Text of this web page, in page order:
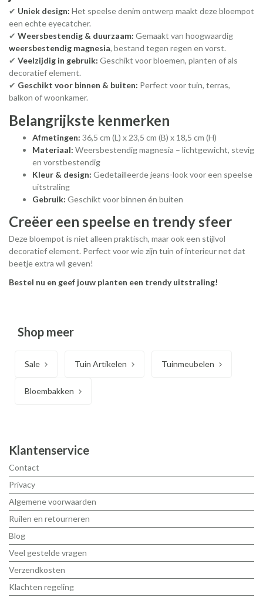
✔ Uniek design: Het speelse denim ontwerp maakt deze bloempot
een echte eyecatcher.
✔ Weersbestendig & duurzaam: Gemaakt van hoogwaardig
weersbestendig magnesia, bestand tegen regen en vorst.
✔ Veelzijdig in gebruik: Geschikt voor bloemen, planten of als
decoratief element.
✔ Geschikt voor binnen & buiten: Perfect voor tuin, terras,
balkon of woonkamer.
Belangrijkste kenmerken
Afmetingen: 36,5 cm (L) x 23,5 cm (B) x 18,5 cm (H)
Materiaal: Weersbestendig magnesia – lichtgewicht, stevig
en vorstbestendig
Kleur & design: Gedetailleerde jeans-look voor een speelse
uitstraling
Gebruik: Geschikt voor binnen én buiten
Creëer een speelse en trendy sfeer
Deze bloempot is niet alleen praktisch, maar ook een stijlvol
decoratief element. Perfect voor wie zijn tuin of interieur net dat
beetje extra wil geven!
Bestel nu en geef jouw planten een trendy uitstraling!
Shop meer
Sale Tuin Artikelen Tuinmeubelen
Bloembakken
Klantenservice
Contact
Privacy
Algemene voorwaarden
Ruilen en retourneren
Blog
Veel gestelde vragen
Verzendkosten
Klachten regeling